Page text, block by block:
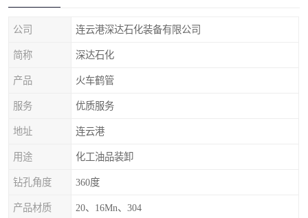
公司 连云港深达石化装备有限公司
简称 深达石化
产品 火车鹤管
服务 优质服务
地址 连云港
用途 化工油品装卸
钻孔角度 360度
产品材质 20、16Mn、304